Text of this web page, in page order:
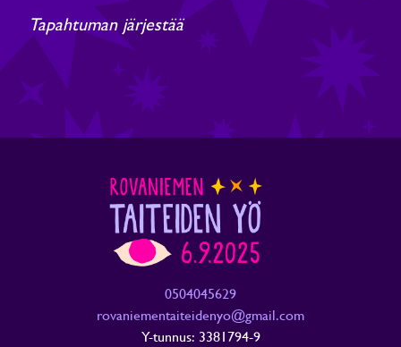
Tapahtuman järjestää
0504045629
rovaniementaiteidenyo@gmail.com
Y-tunnus: 3381794-9